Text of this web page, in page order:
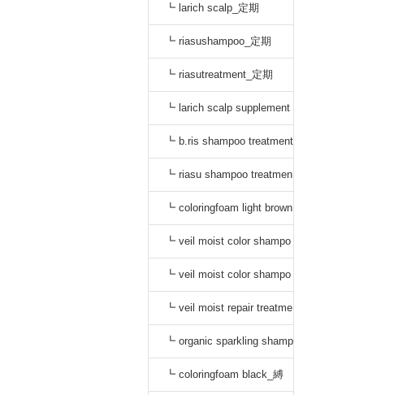
┗ larich scalp_定期
┗ riasushampoo_定期
┗ riasutreatment_定期
┗ larich scalp supplement
_定期
┗ b.ris shampoo treatment
セット_定期
┗ riasu shampoo treatmen
t セット_定期
┗ coloringfoam light brown
_定期
┗ veil moist color shampo
o black_定期
┗ veil moist color shampo
o dark brown_定期
┗ veil moist repair treatme
nt_定期
┗ organic sparkling shamp
oo_縛り
┗ coloringfoam black_縛